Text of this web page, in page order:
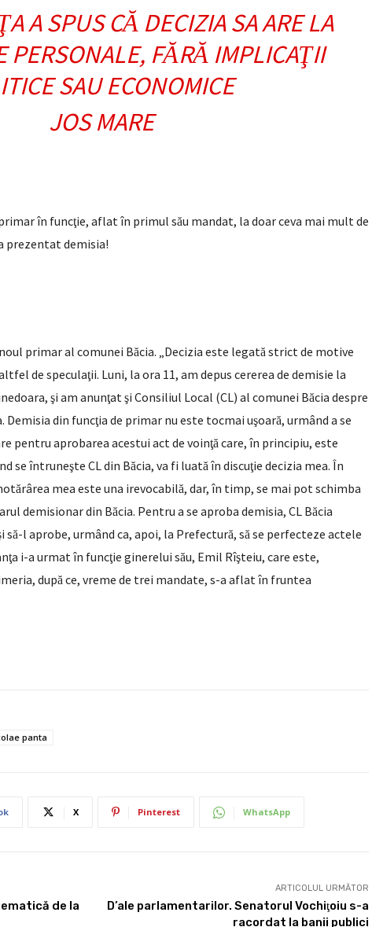
A A SPUS CĂ DECIZIA SA ARE LA
PERSONALE, FĂRĂ IMPLICAŢII
SAU ECONOMICE
în funcţie, aflat în primul său mandat, la doar ceva mai mult de
prezentat demisia!
primar al comunei Băcia. „Decizia este legată strict de motive
de speculaţii. Luni, la ora 11, am depus cererea de demisie la
şi am anunţatşi Consiliul Local (CL) al comunei Băcia despre
Demisia din funcţia de primar nu este tocmai uşoară, urmând a se
pentru aprobarea acestui act de voinţă care, în principiu, este
se întruneşte CL din Băcia, va fi luată în discuţie decizia mea. În
ărârea mea este una irevocabilă, dar, în timp, se mai pot schimba
demisionar din Băcia. Pentru a se aproba demisia, CL Băcia
i să-l aprobe, urmând ca, apoi, la Prefectură, să se perfecteze actele
ţa i-a urmat în funcţie ginerelui său, Emil Rîşteiu, care este,
după ce, vreme de trei mandate, s-a aflat în fruntea
panta
X Pinterest WhatsApp
de la
ARTICOLUL URMĂTOR
D’ale parlamentarilor. Senatorul Vochiţoiu s-a
racordat la banii publici